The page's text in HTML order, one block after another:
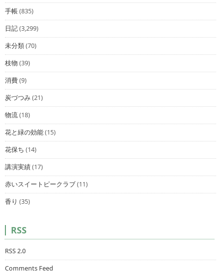
手帳(835)
日記(3,299)
未分類(70)
枝物 (39)
消費(9)
炭づつみ(21)
物流(18)
花と緑の効能(15)
花保ち (14)
講演実績(17)
赤いスイートピークラブ(11)
香り (35)
RSS
RSS 2.0
Comments Feed